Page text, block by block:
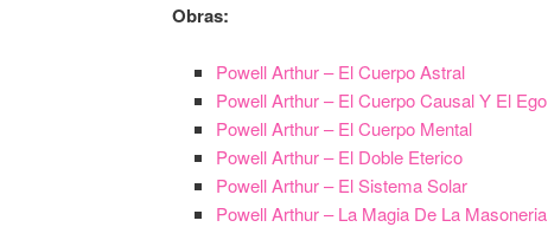
Obras:
Powell Arthur – El Cuerpo Astral
Powell Arthur – El Cuerpo Causal Y El Ego
Powell Arthur – El Cuerpo Mental
Powell Arthur – El Doble Eterico
Powell Arthur – El Sistema Solar
Powell Arthur – La Magia De La Masoneria